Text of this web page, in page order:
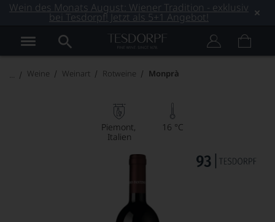
Wein des Monats August: Wiener Tradition - exklusiv
bei Tesdorpf! Jetzt als 5+1 Angebot!
Weine Weinart Rotweine Monprà
Piemont
Italien
16 °C